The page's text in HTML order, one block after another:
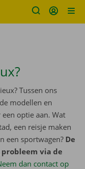
Tussen ons
modellen en
optie aan. Wat
een reisje maken
een sportwagen? De
via de
dan contact op